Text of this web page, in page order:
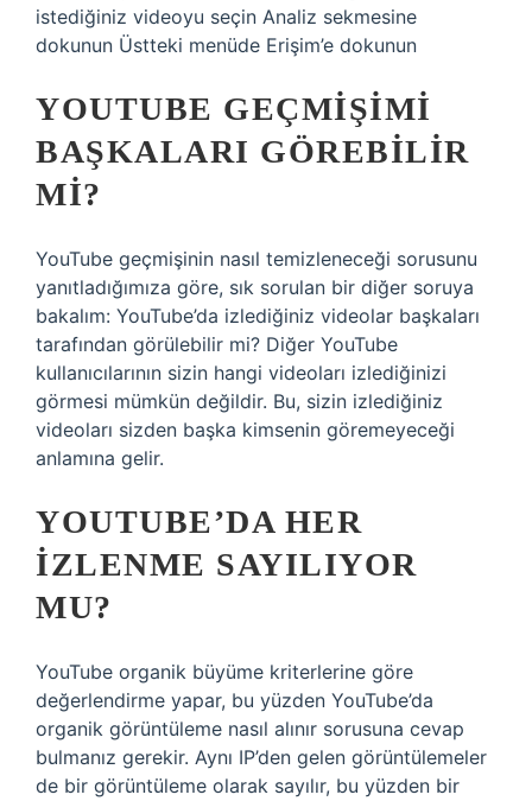
istediğiniz videoyu seçin Analiz sekmesine
dokunun Üstteki menüde Erişim’e dokunun
YOUTUBE GEÇMIŞIMI
BAŞKALARI GÖREBILIR
MI?
YouTube geçmişinin nasıl temizleneceği sorusunu
yanıtladığımıza göre, sık sorulan bir diğer soruya
bakalım: YouTube’da izlediğiniz videolar başkaları
tarafından görülebilir mi? Diğer YouTube
kullanıcılarının sizin hangi videoları izlediğinizi
görmesi mümkün değildir. Bu, sizin izlediğiniz
videoları sizden başka kimsenin göremeyeceği
anlamına gelir.
YOUTUBE’DA HER
IZLENME SAYILIYOR
MU?
YouTube organik büyüme kriterlerine göre
değerlendirme yapar, bu yüzden YouTube’da
organik görüntüleme nasıl alınır sorusuna cevap
bulmanız gerekir. Aynı IP’den gelen görüntülemeler
de bir görüntüleme olarak sayılır, bu yüzden bir